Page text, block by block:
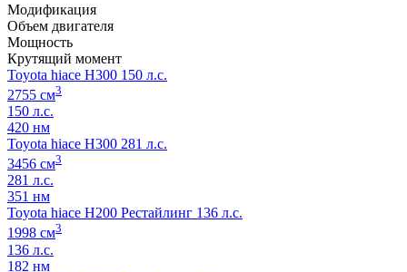
Модификация
Объем двигателя
Мощность
Крутящий момент
Toyota hiace H300 150 л.с.
2755 см3
150 л.с.
420 нм
Toyota hiace H300 281 л.с.
3456 см3
281 л.с.
351 нм
Toyota hiace H200 Рестайлинг 136 л.с.
1998 см3
136 л.с.
182 нм